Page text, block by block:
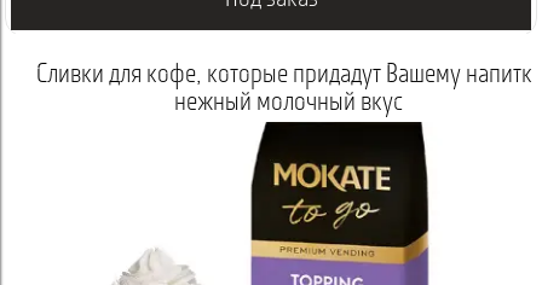
кофе, которые придадут Вашему напитку
нежный молочный вкус